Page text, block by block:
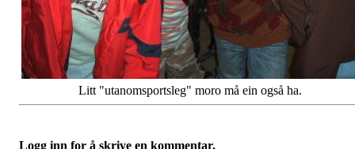
Litt "utanomsportsleg" moro må ein også ha.
Logg inn for å skrive en kommentar.